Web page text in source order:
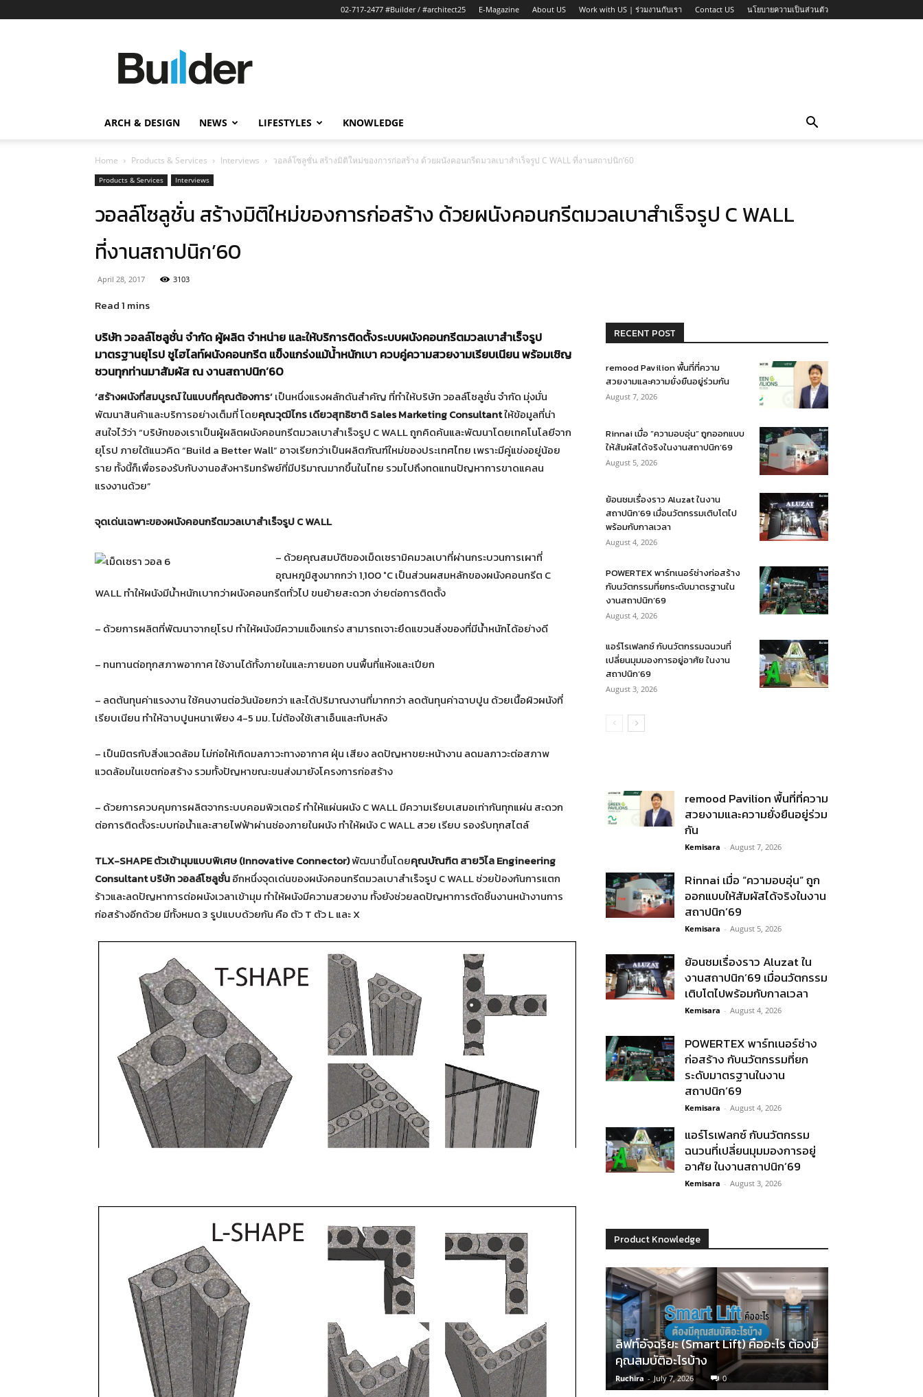
02-717-2477 #Builder / #architect25 E-Magazine About US Work with US | ร่วมงานกับเรา Contact US นโยบายความเป็นส่วนตัว
ข่าว
ก่อสร้าง
ARCH & DESIGN NEWS LIFESTYLES KNOWLEDGE
Home Products & Services Interviews วอลล์โซลูชั่น สร้างมิติใหม่ของการก่อสร้าง ด้วยผนังคอนกรีตมวลเบาสำเร็จรูป C WALL ที่งานสถาปนิก’60
Products & Services Interviews
วอลล์โซลูชั่น สร้างมิติใหม่ของการก่อสร้าง ด้วยผนังคอนกรีตมวลเบาสำเร็จรูป C WALL
ที่งานสถาปนิก’60
April 28, 2017 3103
บริษัท วอลล์โซลูชั่น จำกัด ผู้ผลิต จำหน่าย และให้บริการติดตั้งระบบผนังคอนกรีตมวลเบาสำเร็จรูป
มาตรฐานยุโรป ชูไฮไลท์ผนังคอนกรีต แข็งแกร่งแม้น้ำหนักเบา ควบคู่ความสวยงามเรียบเนียน พร้อมเชิญ
ชวนทุกท่านมาสัมผัส ณ งานสถาปนิก’60
‘สร้างผนังที่สมบูรณ์ ในแบบที่คุณต้องการ’เป็นหนึ่งแรงผลักดันสำคัญ ที่ทำให้บริษัท วอลล์โซลูชั่น จำกัด มุ่งมั่น
พัฒนาสินค้าและบริการอย่างเต็มที่ โดยคุณวุฒิไกร เดียวสุทธิชาติ Sales Marketing Consultantให้ข้อมูลที่น่า
สนใจไว้ว่า “บริษัทของเราเป็นผู้ผลิตผนังคอนกรีตมวลเบาสำเร็จรูป C WALL ถูกคิดค้นและพัฒนาโดยเทคโนโลยีจาก
ยุโรป ภายใต้แนวคิด “Build a Better Wall” อาจเรียกว่าเป็นผลิตภัณฑ์ใหม่ของประเทศไทย เพราะมีคู่แข่งอยู่น้อย
ราย ทั้งนี้ก็เพื่อรองรับกับงานอสังหาริมทรัพย์ที่มีปริมาณมากขึ้นในไทย รวมไปถึงทดแทนปัญหาการขาดแคลน
แรงงานด้วย”
จุดเด่นเฉพาะของผนังคอนกรีตมวลเบาสำเร็จรูป C WALL
– ด้วยคุณสมบัติของเม็ดเซรามิคมวลเบาที่ผ่านกระบวนการเผาที่
อุณหภูมิสูงมากกว่า 1,100 °C เป็นส่วนผสมหลักของผนังคอนกรีต C
WALL ทำให้ผนังมีน้ำหนักเบากว่าผนังคอนกรีตทั่วไป ขนย้ายสะดวก ง่ายต่อการติดตั้ง
– ด้วยการผลิตที่พัฒนาจากยุโรป ทำให้ผนังมีความแข็งแกร่ง สามารถเจาะยึดแขวนสิ่งของที่มีน้ำหนักได้อย่างดี
– ทนทานต่อทุกสภาพอากาศ ใช้งานได้ทั้งภายในและภายนอก บนพื้นที่แห้งและเปียก
– ลดต้นทุนค่าแรงงาน ใช้คนงานต่อวันน้อยกว่า และได้ปริมาณงานที่มากกว่า ลดต้นทุนค่าฉาบปูน ด้วยเนื้อผิวผนังที่
เรียบเนียน ทำให้ฉาบปูนหนาเพียง 4-5 มม. ไม่ต้องใช้เสาเอ็นและทับหลัง
– เป็นมิตรกับสิ่งแวดล้อม ไม่ก่อให้เกิดมลภาวะทางอากาศ ฝุ่น เสียง ลดปัญหาขยะหน้างาน ลดมลภาวะต่อสภาพ
แวดล้อมในเขตก่อสร้าง รวมทั้งปัญหาขณะขนส่งมายังโครงการก่อสร้าง
– ด้วยการควบคุมการผลิตจากระบบคอมพิวเตอร์ ทำให้แผ่นผนัง C WALL มีความเรียบเสมอเท่ากันทุกแผ่น สะดวก
ต่อการติดตั้งระบบท่อน้ำและสายไฟฟ้าผ่านช่องภายในผนัง ทำให้ผนัง C WALL สวย เรียบ รองรับทุกสไตล์
TLX-SHAPE ตัวเข้ามุมแบบพิเศษ (Innovative Connector)พัฒนาขึ้นโดยคุณบัณฑิต สายวิไล Engineering
Consultant บริษัท วอลล์โซลูชั่นอีกหนึ่งจุดเด่นของผนังคอนกรีตมวลเบาสำเร็จรูป C WALL ช่วยป้องกันการแตก
ร้าวและลดปัญหาการต่อผนังเวลาเข้ามุม ทำให้ผนังมีความสวยงาม ทั้งยังช่วยลดปัญหาการตัดชิ้นงานหน้างานการ
ก่อสร้างอีกด้วย มีทั้งหมด 3 รูปแบบด้วยกัน คือ ตัว T ตัว L และ X
RECENT POST
remood Pavilion พื้นที่ที่ความ
สวยงามและความยั่งยืนอยู่ร่วมกัน
August 7, 2026
Rinnai เมื่อ “ความอบอุ่น” ถูกออกแบบ
ให้สัมผัสได้จริงในงานสถาปนิก’69
August 5, 2026
ย้อนชมเรื่องราว Aluzat ในงาน
สถาปนิก’69 เมื่อนวัตกรรมเติบโตไป
พร้อมกับกาลเวลา
August 4, 2026
POWERTEX พาร์ทเนอร์ช่างก่อสร้าง
กับนวัตกรรมที่ยกระดับมาตรฐานใน
งานสถาปนิก’69
August 4, 2026
แอร์โรเฟลกซ์ กับนวัตกรรมฉนวนที่
เปลี่ยนมุมมองการอยู่อาศัย ในงาน
สถาปนิก’69
August 3, 2026
remood Pavilion พื้นที่ที่ความ
สวยงามและความยั่งยืนอยู่ร่วม
กัน
Kemisara - August 7, 2026
Rinnai เมื่อ “ความอบอุ่น” ถูก
ออกแบบให้สัมผัสได้จริงในงาน
สถาปนิก’69
Kemisara - August 5, 2026
ย้อนชมเรื่องราว Aluzat ใน
งานสถาปนิก’69 เมื่อนวัตกรรม
เติบโตไปพร้อมกับกาลเวลา
Kemisara - August 4, 2026
POWERTEX พาร์ทเนอร์ช่าง
ก่อสร้าง กับนวัตกรรมที่ยก
ระดับมาตรฐานในงาน
สถาปนิก’69
Kemisara - August 4, 2026
แอร์โรเฟลกซ์ กับนวัตกรรม
ฉนวนที่เปลี่ยนมุมมองการอยู่
อาศัย ในงานสถาปนิก’69
Kemisara - August 3, 2026
Product Knowledge
ลิฟท์อัจฉริยะ (Smart Lift) คืออะไร ต้องมี
คุณสมบัติอะไรบ้าง
Ruchira - July 7, 2026 0